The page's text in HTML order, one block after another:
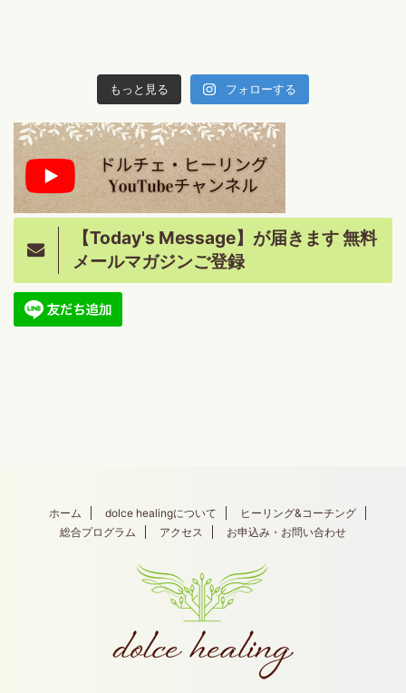
もっと見る フォローする
【Today's Message】が届きます 無料
メールマガジンご登録
ホーム dolce healingについて
ヒーリング&コーチング
総合プログラム
アクセス お申込み・お問い合わせ